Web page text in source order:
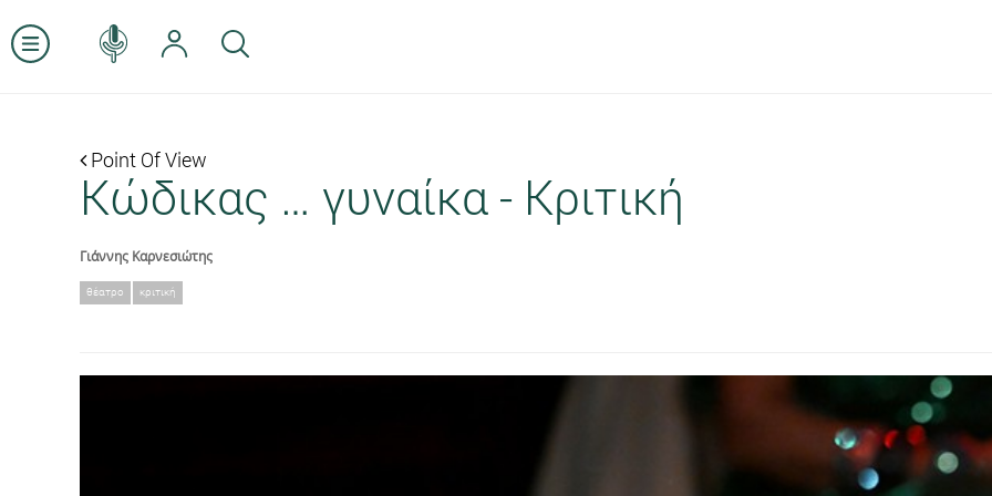
Point Of View
Κώδικας … γυναίκα - Κριτική
Γιάννης Καρνεσιώτης
θέατρο κριτική